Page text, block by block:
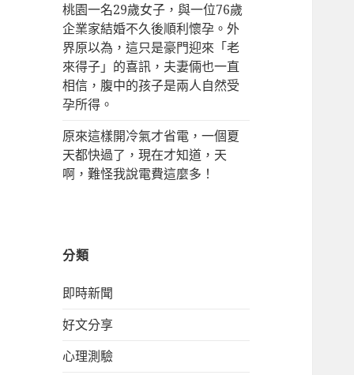
桃園一名29歲女子，與一位76歲
企業家結婚不久後順利懷孕。外
界原以為，這只是豪門迎來「老
來得子」的喜訊，夫妻倆也一直
相信，腹中的孩子是兩人自然受
孕所得。
原來這樣開冷氣才省電，一個夏
天都快過了，現在才知道，天
啊，難怪我說電費這麼多！
分類
即時新聞
好文分享
心理測驗